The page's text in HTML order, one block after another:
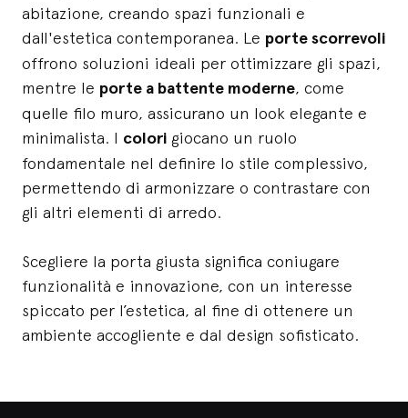
abitazione, creando spazi funzionali e
dall'estetica contemporanea. Le porte scorrevoli
offrono soluzioni ideali per ottimizzare gli spazi,
mentre le porte a battente moderne, come
quelle filo muro, assicurano un look elegante e
minimalista. I colori giocano un ruolo
fondamentale nel definire lo stile complessivo,
permettendo di armonizzare o contrastare con
gli altri elementi di arredo.
Scegliere la porta giusta significa coniugare
funzionalità e innovazione, con un interesse
spiccato per l’estetica, al fine di ottenere un
ambiente accogliente e dal design sofisticato.